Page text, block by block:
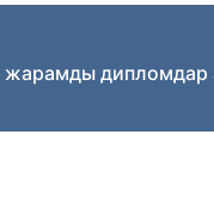
жарамды дипломдар